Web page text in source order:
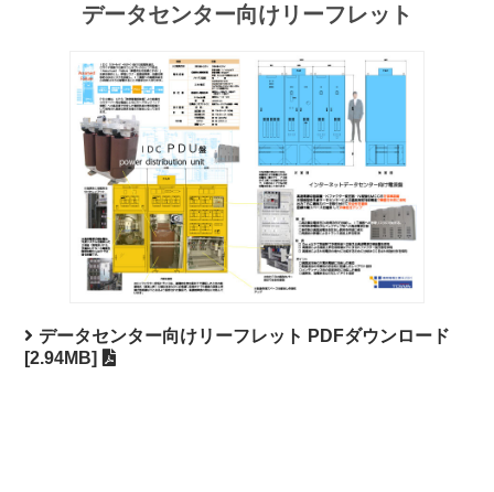
データセンター向けリーフレット
データセンター向けリーフレット PDFダウンロード
[2.94MB]